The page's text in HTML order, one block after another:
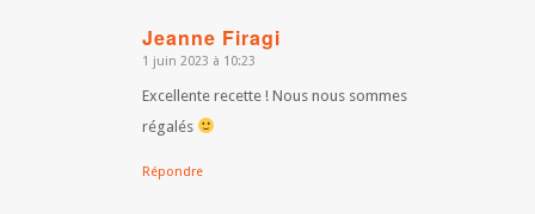
Jeanne Firagi
dit
1 juin 2023 à 10:23
Excellente recette ! Nous nous sommes
régalés
Répondre